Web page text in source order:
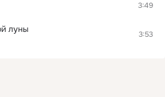
3:49
луны 3:53